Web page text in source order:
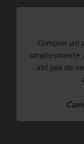
Comprei
simplesmente
até joia de